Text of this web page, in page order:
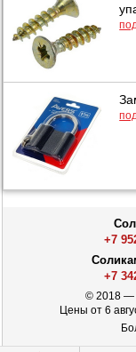
+7
+7
© 2018 —
Цены от 6